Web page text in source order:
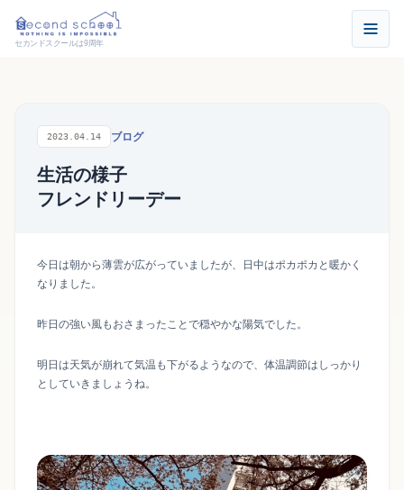
セカンドスクールは9周年
2023.04.14 ブログ
生活の様子
フレンドリーデー
今日は朝から薄雲が広がっていましたが、日中はポカポカと暖かく
なりました。
昨日の強い風もおさまったことで穏やかな陽気でした。
明日は天気が崩れて気温も下がるようなので、体温調節はしっかり
としていきましょうね。